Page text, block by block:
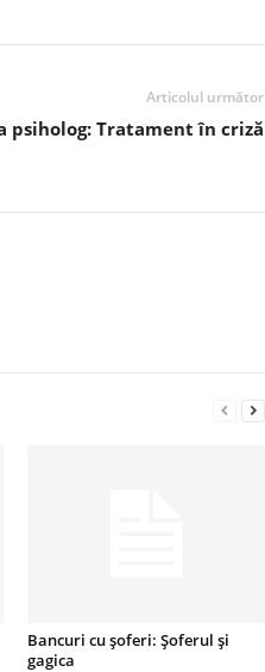
Articolul următor
psiholog: Tratament în criză
Bancuri cu șoferi: Șoferul și
gagica